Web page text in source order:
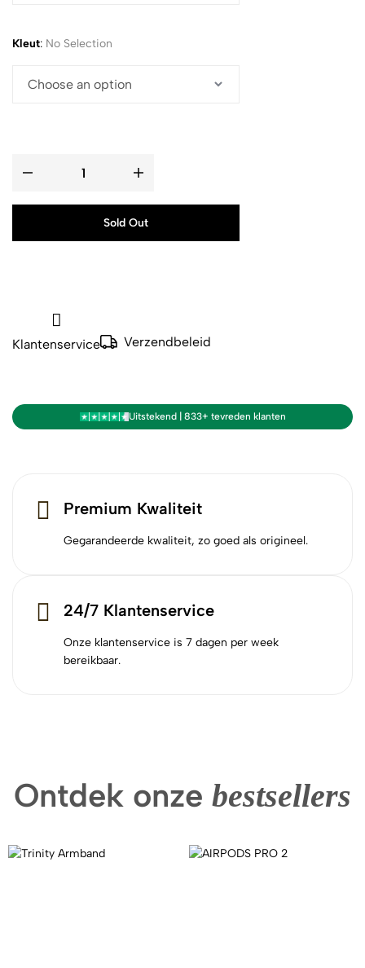
Kleut: No Selection
Sold Out
Klantenservice Verzendbeleid
Uitstekend | 833+ tevreden klanten
Premium Kwaliteit
Gegarandeerde kwaliteit, zo goed als origineel.
24/7 Klantenservice
Onze klantenservice is 7 dagen per week
bereikbaar.
Ontdek onze bestsellers